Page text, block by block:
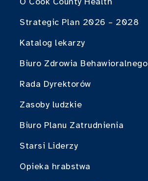
Strategic Plan 2026 – 2028
Katalog lekarzy
Biuro Zdrowia Behawioralnego
Rada Dyrektorów
Zasoby ludzkie
Biuro Planu Zatrudnienia
Starsi Liderzy
Opieka hrabstwa